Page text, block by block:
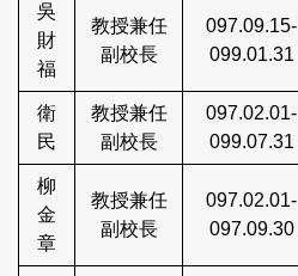
吳
財
福
教授兼任
副校長
097.09.15-
099.01.31
衛
民
教授兼任
副校長
097.02.01-
099.07.31
柳
金
章
教授兼任
副校長
097.02.01-
097.09.30